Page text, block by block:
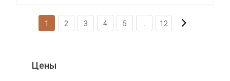
1 2 3 4 5 12
Цены